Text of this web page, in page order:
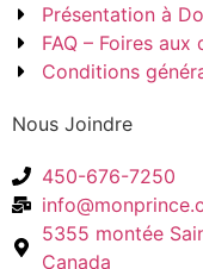
Présentation à
FAQ – Foires aux
Conditions
Nous Joindre
450-676-7250
5355 montée
Canada